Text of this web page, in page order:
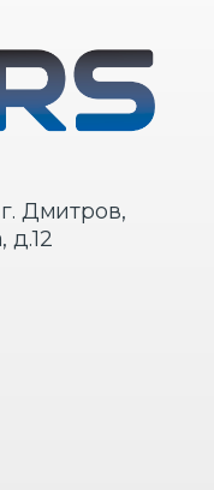
Дмитров,
д.12